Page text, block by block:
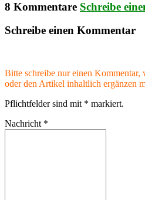
8 Kommentare Schreibe
Schreibe einen Kommentar
Bitte schreibe nur einen Kommentar,
oder den Artikel inhaltlich ergänzen
Pflichtfelder sind mit * markiert.
Nachricht *